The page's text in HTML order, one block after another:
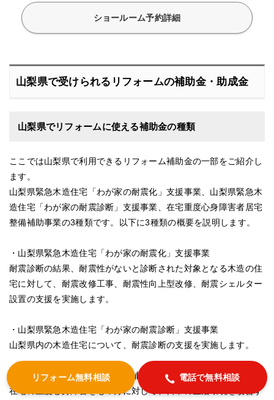
ショールーム予約詳細
山梨県で受けられるリフォームの補助金・助成金
山梨県でリフォームに使える補助金の種類
ここでは山梨県で利用できるリフォーム補助金の一部をご紹介し
ます。
山梨県緊急木造住宅「わが家の耐震化」支援事業、山梨県緊急木
造住宅「わが家の耐震診断」支援事業、在宅重度心身障害者居宅
整備補助事業の3種類です。以下に3種類の概要を説明します。
・山梨県緊急木造住宅「わが家の耐震化」支援事業
耐震診断の結果、耐震性がないと診断された対象となる木造の住
宅に対して、耐震改修工事、耐震性向上型改修、耐震シェルター
設置の支援を実施します。
・山梨県緊急木造住宅「わが家の耐震診断」支援事業
山梨県内の木造住宅について、耐震診断の支援を実施します。
・在宅重度心身障害者居宅整備補助事業
在宅の重度心身障害をもつ方に対して、日常の生活環境を改善す
リフォーム無料相談 電話で無料相談